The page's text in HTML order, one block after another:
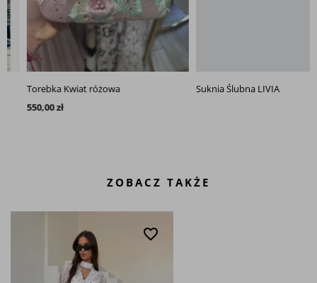
Torebka Kwiat różowa
550,00 zł
Suknia Ślubna LIVIA
ZOBACZ TAKŻE
favorite_border